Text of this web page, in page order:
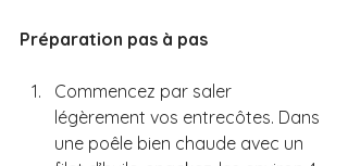
Préparation pas à pas
Commencez par saler
légèrement vos entrecôtes. Dans
une poêle bien chaude avec un